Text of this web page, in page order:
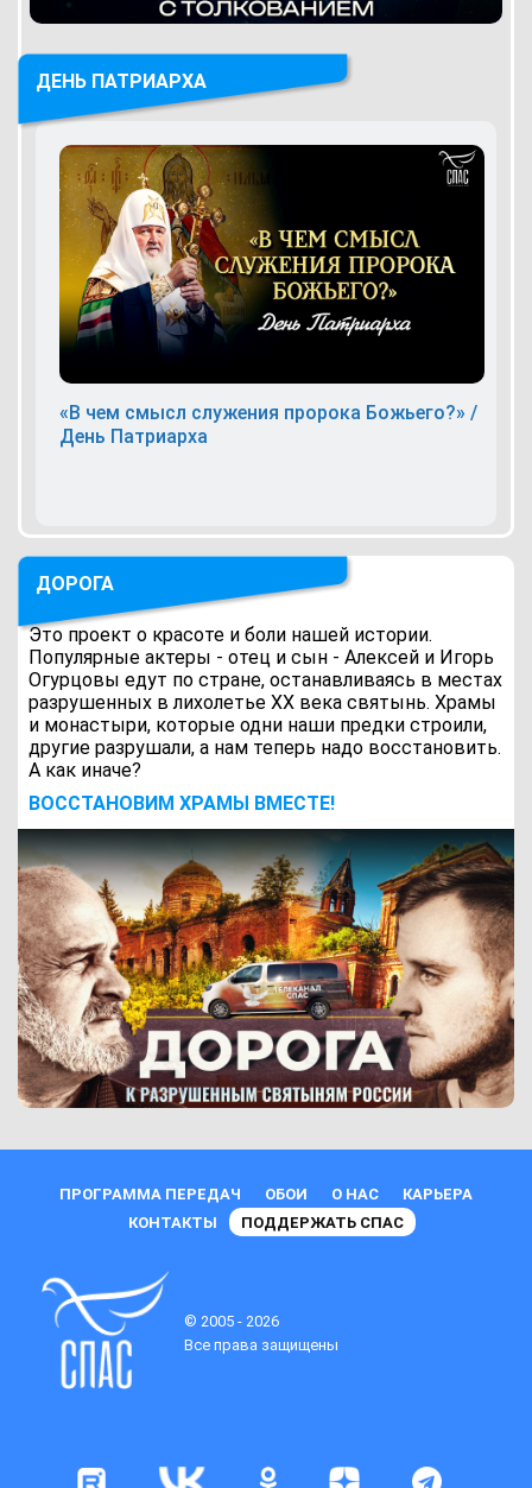
ДЕНЬ ПАТРИАРХА
«В чем смысл служения пророка Божьего?» /
День Патриарха
ДОРОГА
Это проект о красоте и боли нашей истории.
Популярные актеры - отец и сын - Алексей и Игорь
Огурцовы едут по стране, останавливаясь в местах
разрушенных в лихолетье ХХ века святынь. Храмы
и монастыри, которые одни наши предки строили,
другие разрушали, а нам теперь надо восстановить.
А как иначе?
ВОCСТАНОВИМ ХРАМЫ ВМЕСТЕ!
ПРОГРАММА ПЕРЕДАЧ ОБОИ О НАС
КАРЬЕРА
КОНТАКТЫ
ПОДДЕРЖАТЬ СПАС
© 2005 - 2026
Все права защищены